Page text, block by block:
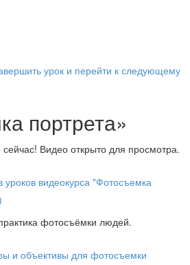
урок и перейти к следующему
портрета»
Видео открыто для просмотра.
видеокурса "Фотосъемка
фотосъёмки людей.
и объективы для фотосъемки